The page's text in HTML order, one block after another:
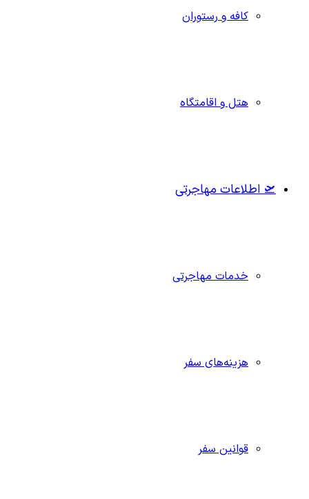
کافه و رستوران
هتل و اقامتگاه
🛫 اطلاعات مهاجرتی
خدمات مهاجرتی
هزینه‌های سفر
قوانین سفر